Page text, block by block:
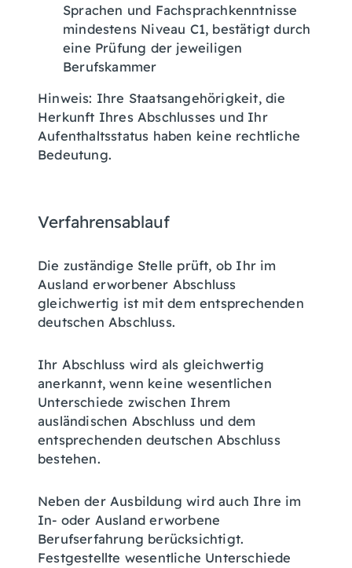
Sprachen und Fachsprachkenntnisse
mindestens Niveau C1, bestätigt durch
eine Prüfung der jeweiligen
Berufskammer
Hinweis: Ihre Staatsangehörigkeit, die
Herkunft Ihres Abschlusses und Ihr
Aufenthaltsstatus haben keine rechtliche
Bedeutung.
Verfahrensablauf
Die zuständige Stelle prüft, ob Ihr im
Ausland erworbener Abschluss
gleichwertig ist mit dem entsprechenden
deutschen Abschluss.
Ihr Abschluss wird als gleichwertig
anerkannt, wenn keine wesentlichen
Unterschiede zwischen Ihrem
ausländischen Abschluss und dem
entsprechenden deutschen Abschluss
bestehen.
Neben der Ausbildung wird auch Ihre im
In- oder Ausland erworbene
Berufserfahrung berücksichtigt.
Festgestellte wesentliche Unterschiede